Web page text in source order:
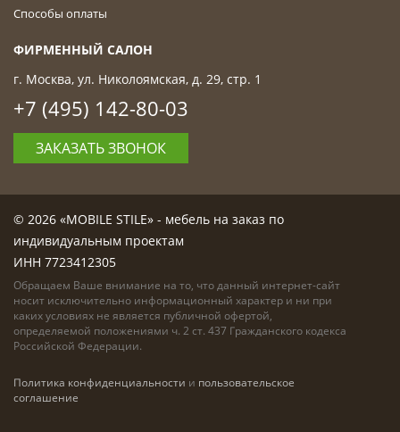
Способы оплаты
ФИРМЕННЫЙ САЛОН
г. Москва, ул. Николоямская, д. 29, стр. 1
+7 (495) 142-80-03
ЗАКАЗАТЬ ЗВОНОК
© 2026 «MOBILE STILE» - мебель на заказ по
индивидуальным проектам
ИНН 7723412305
Обращаем Ваше внимание на то, что данный интернет-сайт
носит исключительно информационный характер и ни при
каких условиях не является публичной офертой,
определяемой положениями ч. 2 ст. 437 Гражданского кодекса
Российской Федерации.
Политика конфиденциальности и пользовательское
соглашение